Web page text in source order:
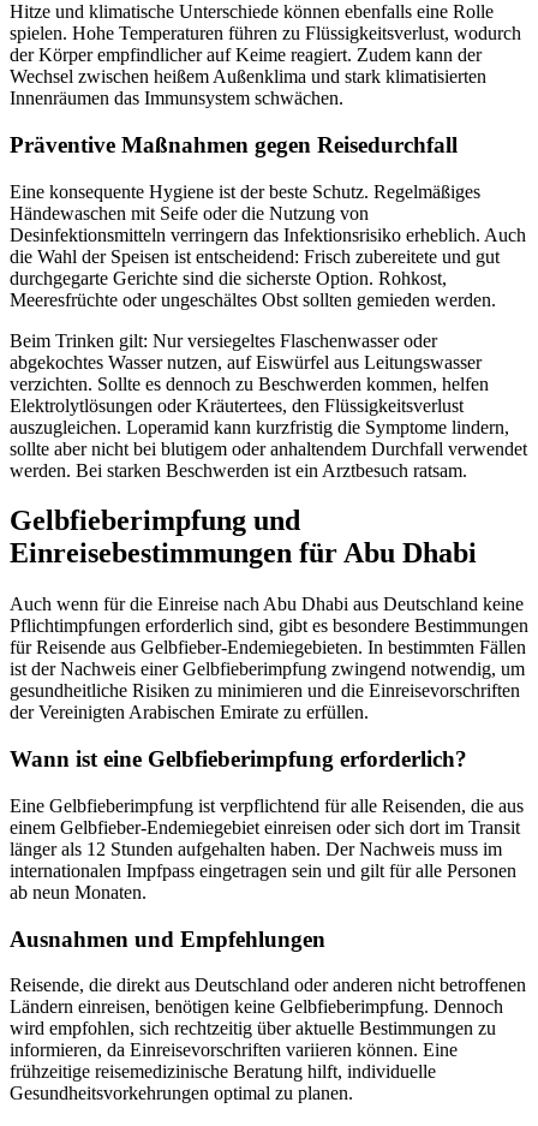
Hitze und klimatische Unterschiede können ebenfalls eine Rolle
spielen. Hohe Temperaturen führen zu Flüssigkeitsverlust, wodurch
der Körper empfindlicher auf Keime reagiert. Zudem kann der
Wechsel zwischen heißem Außenklima und stark klimatisierten
Innenräumen das Immunsystem schwächen.
Präventive Maßnahmen gegen Reisedurchfall
Eine konsequente Hygiene ist der beste Schutz. Regelmäßiges
Händewaschen mit Seife oder die Nutzung von
Desinfektionsmitteln verringern das Infektionsrisiko erheblich. Auch
die Wahl der Speisen ist entscheidend: Frisch zubereitete und gut
durchgegarte Gerichte sind die sicherste Option. Rohkost,
Meeresfrüchte oder ungeschältes Obst sollten gemieden werden.
Beim Trinken gilt: Nur versiegeltes Flaschenwasser oder
abgekochtes Wasser nutzen, auf Eiswürfel aus Leitungswasser
verzichten. Sollte es dennoch zu Beschwerden kommen, helfen
Elektrolytlösungen oder Kräutertees, den Flüssigkeitsverlust
auszugleichen. Loperamid kann kurzfristig die Symptome lindern,
sollte aber nicht bei blutigem oder anhaltendem Durchfall verwendet
werden. Bei starken Beschwerden ist ein Arztbesuch ratsam.
Gelbfieberimpfung und
Einreisebestimmungen für Abu Dhabi
Auch wenn für die Einreise nach Abu Dhabi aus Deutschland keine
Pflichtimpfungen erforderlich sind, gibt es besondere Bestimmungen
für Reisende aus Gelbfieber-Endemiegebieten. In bestimmten Fällen
ist der Nachweis einer Gelbfieberimpfung zwingend notwendig, um
gesundheitliche Risiken zu minimieren und die Einreisevorschriften
der Vereinigten Arabischen Emirate zu erfüllen.
Wann ist eine Gelbfieberimpfung erforderlich?
Eine Gelbfieberimpfung ist verpflichtend für alle Reisenden, die aus
einem Gelbfieber-Endemiegebiet einreisen oder sich dort im Transit
länger als 12 Stunden aufgehalten haben. Der Nachweis muss im
internationalen Impfpass eingetragen sein und gilt für alle Personen
ab neun Monaten.
Ausnahmen und Empfehlungen
Reisende, die direkt aus Deutschland oder anderen nicht betroffenen
Ländern einreisen, benötigen keine Gelbfieberimpfung. Dennoch
wird empfohlen, sich rechtzeitig über aktuelle Bestimmungen zu
informieren, da Einreisevorschriften variieren können. Eine
frühzeitige reisemedizinische Beratung hilft, individuelle
Gesundheitsvorkehrungen optimal zu planen.